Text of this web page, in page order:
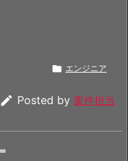
 エンジニア
 Posted by 案件担当